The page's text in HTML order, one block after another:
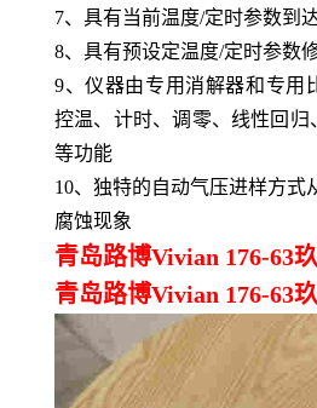
7、具有当前温度/定时参数到
8、具有预设定温度/定时参数
9、仪器由专用消解器和专用
控温、计时、调零、线性回归
等功能
10、独特的自动气压进样方式
腐蚀现象
青岛路博Vivian 176-63
青岛路博Vivian 176-63